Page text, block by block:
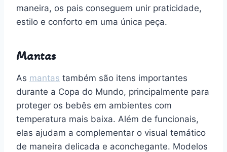
maneira, os pais conseguem unir praticidade,
estilo e conforto em uma única peça.
Mantas
As mantas também são itens importantes
durante a Copa do Mundo, principalmente para
proteger os bebês em ambientes com
temperatura mais baixa. Além de funcionais,
elas ajudam a complementar o visual temático
de maneira delicada e aconchegante. Modelos